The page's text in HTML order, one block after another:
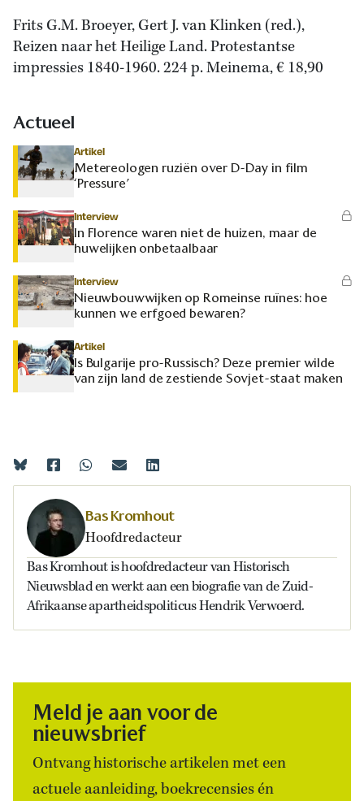
Frits G.M. Broeyer, Gert J. van Klinken (red.),
Reizen naar het Heilige Land. Protestantse
impressies 1840-1960. 224 p. Meinema, € 18,90
Actueel
Artikel
Metereologen ruziën over D-Day in film
‘Pressure’
Interview
In Florence waren niet de huizen, maar de
huwelijken onbetaalbaar
Interview
Nieuwbouwwijken op Romeinse ruïnes: hoe
kunnen we erfgoed bewaren?
Artikel
Is Bulgarije pro-Russisch? Deze premier wilde
van zijn land de zestiende Sovjet-staat maken
Bas Kromhout
Hoofdredacteur
Bas Kromhout is hoofdredacteur van Historisch
Nieuwsblad en werkt aan een biografie van de Zuid-
Afrikaanse apartheidspoliticus Hendrik Verwoerd.
Meld je aan voor de
nieuwsbrief
Ontvang historische artikelen met een
actuele aanleiding, boekrecensies én